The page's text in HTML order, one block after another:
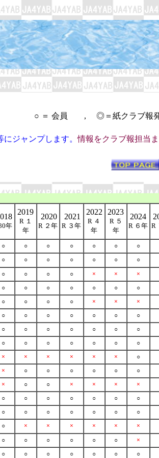
クラブ報発行
にジャンプします。情報をクラブ報担当
年
2019
R １
年
2020
R ２年
2021
R ３年
2022
R ４
年
2023
R ５
年
2024
R ６年 R
○ ○ ○ ○ ○ ○ ○
○ ○ ○ ○ ○ ○ ○
○ ○ ○ ○ × × ×
○ ○ ○ ○ ○ ○ ○
○ ○ ○ ○ × × ×
○ ○ ○ ○ ○ ○ ○
○ ○ ○ ○ ○ ○ ○
○ ○ ○ ○ ○ ○ ○
× × × × × × ○
× ○ ○ ○ ○ ○ ○
× ○ ○ × × × ×
○ ○ ○ ○ ○ ○ ○
○ ○ ○ ○ ○ ○ ○
○ × × × × × ×
○ ○ ○ ○ ○ ○ ×
○ ○ ○ ○ ○ ○ ○